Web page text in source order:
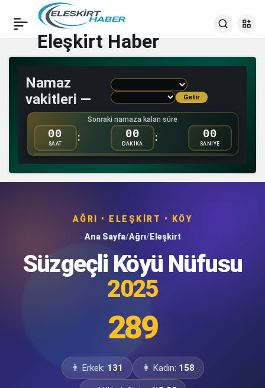
Eleşkirt Haber
Namaz
vakitleri —
Getir
Sonraki namaza kalan süre
00
SAAT
: 00
DAKİKA
: 00
SANİYE
AĞRI • ELEŞKIRT • KÖY
Ana Sayfa/Ağrı/Eleşkirt
Süzgeçli Köyü Nüfusu
2025
289
👨 Erkek: 131 👩 Kadın: 158